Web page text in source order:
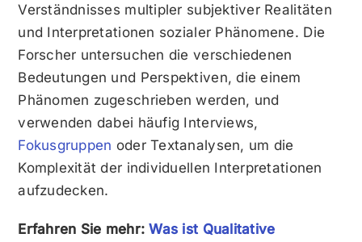
Verständnisses multipler subjektiver Realitäten
und Interpretationen sozialer Phänomene. Die
Forscher untersuchen die verschiedenen
Bedeutungen und Perspektiven, die einem
Phänomen zugeschrieben werden, und
verwenden dabei häufig Interviews,
Fokusgruppen oder Textanalysen, um die
Komplexität der individuellen Interpretationen
aufzudecken.
Erfahren Sie mehr:Was ist Qualitative